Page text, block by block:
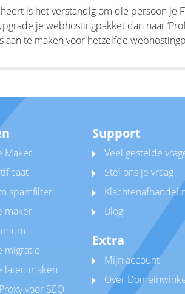
is het verstandig om die persoon je
je webhostingpakket dan naar
aan te maken voor hetzelfde
Maker
spamfilter
maker
migratie
laten maken
voor SEO
Support
Veel gestelde
Stel ons je vraag
Blog
Extra
Mijn account
Over